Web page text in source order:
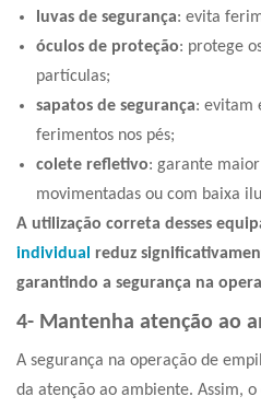
luvas de segurança: evita
óculos de proteção: protege
partículas;
sapatos de segurança: evitam
ferimentos nos pés;
colete refletivo: garante
movimentadas ou com baixa
A utilização correta desses
individual reduz
garantindo a segurança na
4- Mantenha atenção ao
A segurança na operação de
da atenção ao ambiente. Assim,